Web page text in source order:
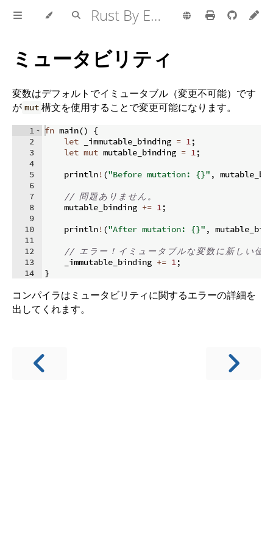
Rust By Example
ミュータビリティ
変数はデフォルトでイミュータブル（変更不可能）です
が mut 構文を使用することで変更可能になります。
1
2
3
4
5
6
7
8
9
10
11
12
13
14
fn main()
{
let _immutable_binding = 1;
let mut mutable_binding = 1;
    println
! ("Before mutation: {}" ,
// 問題あ り ま せん 。
    mutable_binding
+= 1;
    println
! ("After mutation: {}" ,
// エ ラ ー ！ イ ミ ュ ー タ ブルな 変数に新 し い値
    _immutable_binding
+= 1;
}
コンパイラはミュータビリティに関するエラーの詳細を
出してくれます。